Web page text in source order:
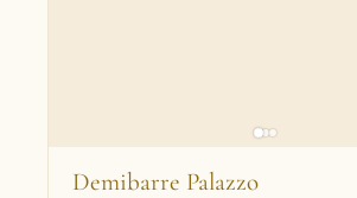
Demibarre Palazzo